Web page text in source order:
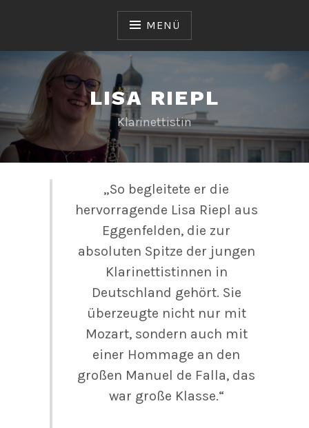
MENÜ
LISA RIEPL
Klarinettistin
„So begleitete er die
hervorragende Lisa Riepl aus
Eggenfelden, die zur
absoluten Spitze der jungen
Klarinettistinnen in
Deutschland gehört. Sie
überzeugte nicht nur mit
Mozart, sondern auch mit
einer Hommage an den
großen Manuel de Falla, das
war große Klasse.“